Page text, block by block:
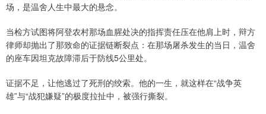
场，是温舍人生中最大的悬念。
当检方试图将阿登农村那场血腥处决的指挥责任压在他肩上时，辩方
律师却抛出了那致命的证据链断裂点：在那场屠杀发生的当日，温舍
的座车因坦克故障滞后于防线5公里处。
证据不足，让他逃过了死刑的绞索。他的一生，就这样在“战争英
雄”与“战犯嫌疑”的极度拉扯中，被强行撕裂。